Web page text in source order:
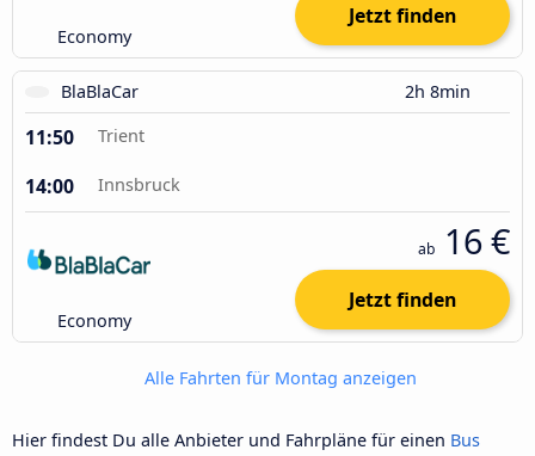
Economy
Jetzt finden
BlaBlaCar 2h 8min
11:50 Trient
14:00 Innsbruck
Economy
ab 16 €
Jetzt finden
Alle Fahrten für Montag anzeigen
Hier findest Du alle Anbieter und Fahrpläne für einen Bus